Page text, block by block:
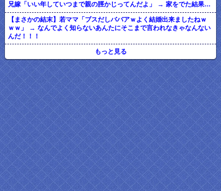
兄嫁「いい年していつまで親の脛かじってんだよ」 → 家をでた結果…
【まさかの結末】若ママ「ブスだしババアｗよく結婚出来ましたねｗ
ｗｗ」 → なんでよく知らないあんたにそこまで言われなきゃなんない
んだ！！！
もっと見る